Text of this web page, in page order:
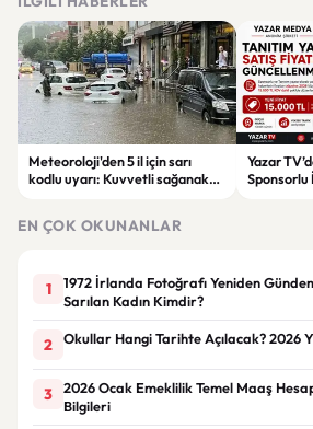
Meteoroloji'den 5 il için sarı
kodlu uyarı: Kuvvetli sağanak
Yazar
Sponsorlu
EN ÇOK OKUNANLAR
1
1972 İrlanda Fotoğrafı Yeniden
Sarılan Kadın Kimdir?
2 Okullar Hangi Tarihte Açılacak? 2026
3
2026 Ocak Emeklilik Temel Maaş
Bilgileri